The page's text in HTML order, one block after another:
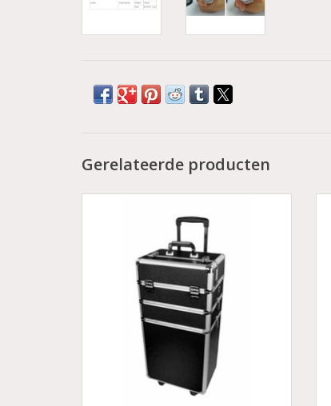
Gerelateerde producten
Aluminium trolley zwart
Zeer grote driedelige trolley op wielen
met een uitschuifbaar handvat. Ideaal
voor schoonheidsspecialisten, stylistes en
andere personen die werkzaam zijn in de
cosmetische industrie.
Onze trolleys zijn stevig